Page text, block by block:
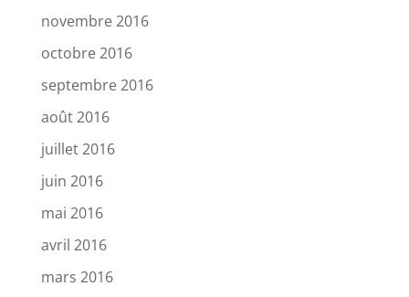
novembre 2016
octobre 2016
septembre 2016
août 2016
juillet 2016
juin 2016
mai 2016
avril 2016
mars 2016